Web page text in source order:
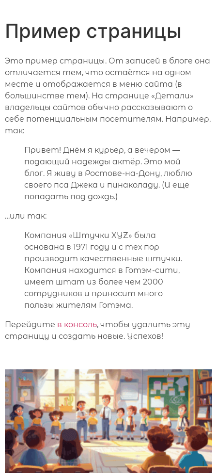
Пример страницы
Это пример страницы. От записей в блоге она
отличается тем, что остаётся на одном
месте и отображается в меню сайта (в
большинстве тем). На странице «Детали»
владельцы сайтов обычно рассказывают о
себе потенциальным посетителям. Например,
так:
Привет! Днём я курьер, а вечером —
подающий надежды актёр. Это мой
блог. Я живу в Ростове-на-Дону, люблю
своего пса Джека и пинаколаду. (И ещё
попадать под дождь.)
…или так:
Компания «Штучки XYZ» была
основана в 1971 году и с тех пор
производит качественные штучки.
Компания находится в Готэм-сити,
имеет штат из более чем 2000
сотрудников и приносит много
пользы жителям Готэма.
Перейдите в консоль, чтобы удалить эту
страницу и создать новые. Успехов!